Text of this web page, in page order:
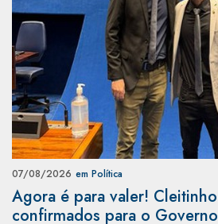
07/08/2026 em Política
Agora é para valer!
confirmados para o